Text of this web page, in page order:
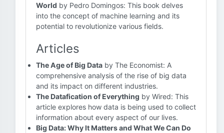
World by Pedro Domingos: This book delves
into the concept of machine learning and its
potential to revolutionize various fields.
Articles
The Age of Big Data by The Economist: A
comprehensive analysis of the rise of big data
and its impact on different industries.
The Datafication of Everything by Wired: This
article explores how data is being used to collect
information about every aspect of our lives.
Big Data: Why It Matters and What We Can Do